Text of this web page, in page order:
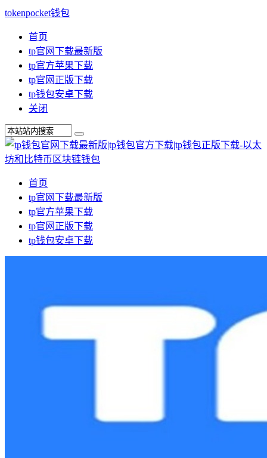
tokenpocket钱包
首页
tp官网下载最新版
tp官方苹果下载
tp官网正版下载
tp钱包安卓下载
关闭
首页
tp官网下载最新版
tp官方苹果下载
tp官网正版下载
tp钱包安卓下载